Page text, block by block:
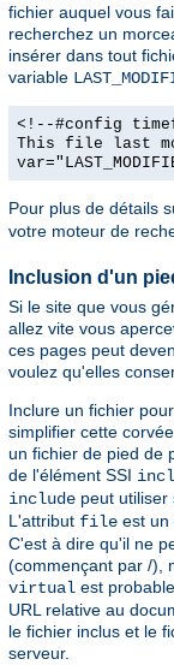
fichier auquel vous
recherchez un
insérer dans tout
variable
<!--#config
This file last
Pour plus de détails
votre moteur de
Inclusion d'un
Si le site que vous
allez vite vous
ces pages peut
voulez qu'elles
Inclure un fichier
simplifier cette
un fichier de pied de
de l'élément SSI
include peut utiliser
L'attribut file est un
C'est à dire qu'il ne
(commençant par /),
virtual est
URL relative au
le fichier inclus et le
serveur.